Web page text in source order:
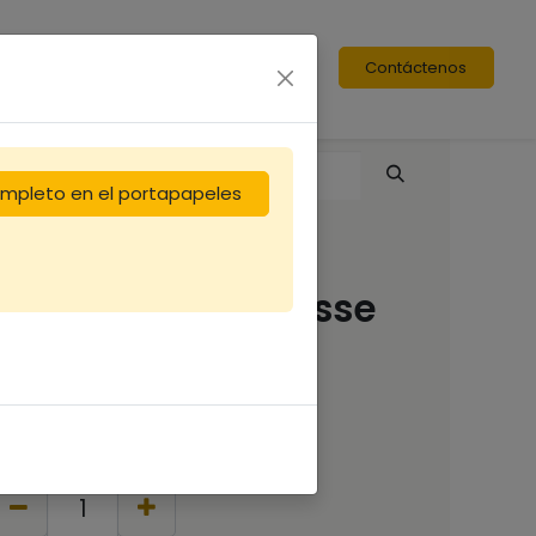
Contáctenos
de hausse
€
en el portapapeles